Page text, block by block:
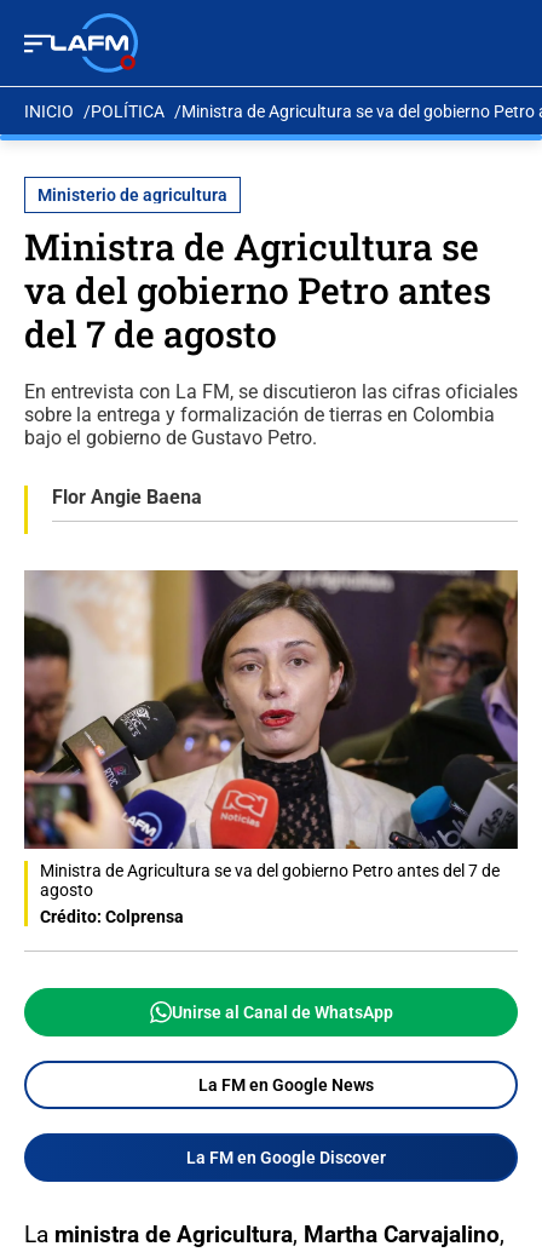
INICIO POLÍTICA Ministra de Agricultura se va del gobierno Petro
Ministerio de agricultura
Ministra de Agricultura se
va del gobierno Petro antes
del 7 de agosto
En entrevista con La FM, se discutieron las cifras oficiales
sobre la entrega y formalización de tierras en Colombia
bajo el gobierno de Gustavo Petro.
Flor Angie Baena
Ministra de Agricultura se va del gobierno Petro antes del 7 de
agosto
Crédito: Colprensa
Unirse al Canal de WhatsApp
La FM en Google News
La FM en Google Discover
La ministra de Agricultura, Martha Carvajalino,